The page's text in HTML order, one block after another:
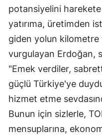
potansiyelini
yatırıma, üretimden
giden yolun kilometre
vurgulayan Erdoğan,
"Emek verdiler,
güçlü Türkiye'ye
hizmet etme
Bunun için sizlerle,
mensuplarına,